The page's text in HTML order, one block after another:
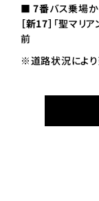
■7番バス乗場か
［新17］ 「聖マリ
前
※道路状況により